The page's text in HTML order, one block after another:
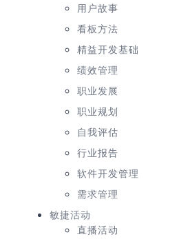
用户故事
看板方法
精益开发基础
绩效管理
职业发展
职业规划
自我评估
行业报告
软件开发管理
需求管理
敏捷活动
直播活动